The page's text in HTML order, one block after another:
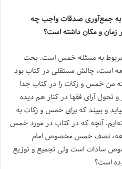
به جمع‌آوری صدقات واجب چه
زمان و مکان داشته است؟
مربوط به مسئله خمس است. بحث
چالش مستقلی در کتاب بود
من خمس و زکات را در کتاب جدا
آرای فقها در کنار هم دیده
و ببیند که برای خمس و زکات به
آنچه که در کتاب در مورد خمس
نصف خمس مخصوص امام
سادات است ولی تجمیع و توزیع
است؟